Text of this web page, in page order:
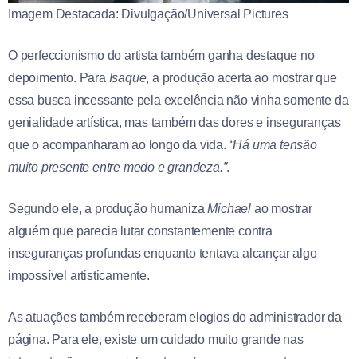
Imagem Destacada: Divulgação/Universal Pictures
O perfeccionismo do artista também ganha destaque no
depoimento. Para Isaque, a produção acerta ao mostrar que
essa busca incessante pela excelência não vinha somente da
genialidade artística, mas também das dores e inseguranças
que o acompanharam ao longo da vida. “Há uma tensão
muito presente entre medo e grandeza.”.
Segundo ele, a produção humanizaMichael ao mostrar
alguém que parecia lutar constantemente contra
inseguranças profundas enquanto tentava alcançar algo
impossível artisticamente.
As atuações também receberam elogios do administrador da
página. Para ele, existe um cuidado muito grande nas